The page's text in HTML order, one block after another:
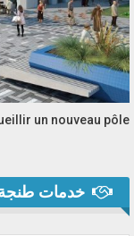
un nouveau pôle…
خدمات طنجة